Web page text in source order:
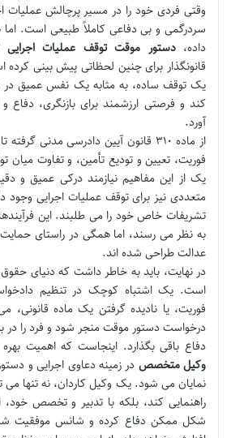
وقتی فردی خود را در مسیر پرچالش عملیات
سردرگمی و بی دفاعی کاملاً طبیعی است. اما
داده،دستور موقت توقف عملیات اجرایی
قانونگذار برای چنین لحظاتی پیش بینی کرده
یک توقف ساده، به مثابه یک نفس عمیق
کند و فرصتی ارزشمند برای بازنگری،
آورد.
از ماده ۳۱۰ قانون آیین دادرسی مدنی
فوریت، تعیین و تودیع تأمین، و تفاوت میان
یک از این مفاهیم نیازمند درکی عمیق و
متعددی نیز برای توقف عملیات اجرایی وجود
تشریفات خاص خود را می طلبند. این
به نظر می رسند، اما همگی در راستای
عدالت طراحی شده اند.
در نهایت، باید به خاطر داشت که دنیای
است. یک اشتباه کوچک در تنظیم
فوریت، یا نادیده گرفتن یک ماده قانونی،
درخواست دستور موقت منجر شود و فرد را در
دفاع باقی بگذارد. اینجاست که اهمیت
وکیل متخصص در زمینه دعاوی اجرایی و
نمایان می شود. یک وکیل کاردان، نه تنها می
راهنمایی کند، بلکه با تدبیر و تخصص
شکل ممکن دفاع کرده و شانس موفقیت